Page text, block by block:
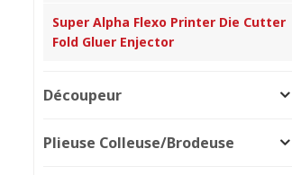
Super Alpha Flexo Printer Die Cutter
Fold Gluer Enjector
Découpeur
Plieuse Colleuse/brodeuse